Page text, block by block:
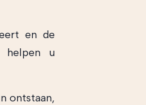
en de
helpen u
ontstaan,